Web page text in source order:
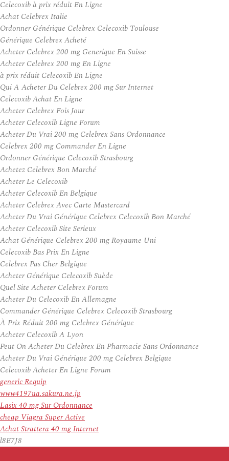
Celecoxib à prix réduit En Ligne
Achat Celebrex Italie
Ordonner Générique Celebrex Celecoxib Toulouse
Générique Celebrex Acheté
Acheter Celebrex 200 mg Generique En Suisse
Acheter Celebrex 200 mg En Ligne
à prix réduit Celecoxib En Ligne
Qui A Acheter Du Celebrex 200 mg Sur Internet
Celecoxib Achat En Ligne
Acheter Celebrex Fois Jour
Acheter Celecoxib Ligne Forum
Acheter Du Vrai 200 mg Celebrex Sans Ordonnance
Celebrex 200 mg Commander En Ligne
Ordonner Générique Celecoxib Strasbourg
Achetez Celebrex Bon Marché
Acheter Le Celecoxib
Acheter Celecoxib En Belgique
Acheter Celebrex Avec Carte Mastercard
Acheter Du Vrai Générique Celebrex Celecoxib Bon Marché
Acheter Celecoxib Site Serieux
Achat Générique Celebrex 200 mg Royaume Uni
Celecoxib Bas Prix En Ligne
Celebrex Pas Cher Belgique
Acheter Générique Celecoxib Suède
Quel Site Acheter Celebrex Forum
Acheter Du Celecoxib En Allemagne
Commander Générique Celebrex Celecoxib Strasbourg
À Prix Réduit 200 mg Celebrex Générique
Acheter Celecoxib A Lyon
Peut On Acheter Du Celebrex En Pharmacie Sans Ordonnance
Acheter Du Vrai Générique 200 mg Celebrex Belgique
Celecoxib Acheter En Ligne Forum
generic Requip
www4197ua.sakura.ne.jp
Lasix 40 mg Sur Ordonnance
cheap Viagra Super Active
Achat Strattera 40 mg Internet
l8E7J8